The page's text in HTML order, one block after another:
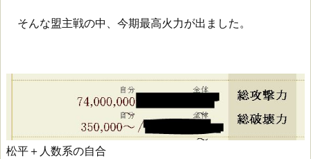
そんな盟主戦の中、今期最高火力が出ました。
松平＋人数系の自合